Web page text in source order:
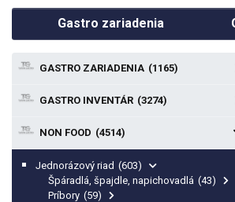
Gastro zariadenia
GASTRO ZARIADENIA (1165)
GASTRO INVENTÁR (3274)
NON FOOD (4514)
Jednorázový riad (603)
Špáradlá, špajdle, napichovadlá (43)
Príbory (59)